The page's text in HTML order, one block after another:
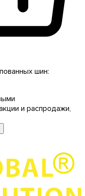
шин:
и распродажи,